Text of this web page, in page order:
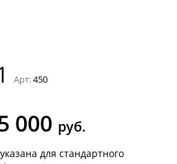
Арт:450
000 руб.
для стандартного